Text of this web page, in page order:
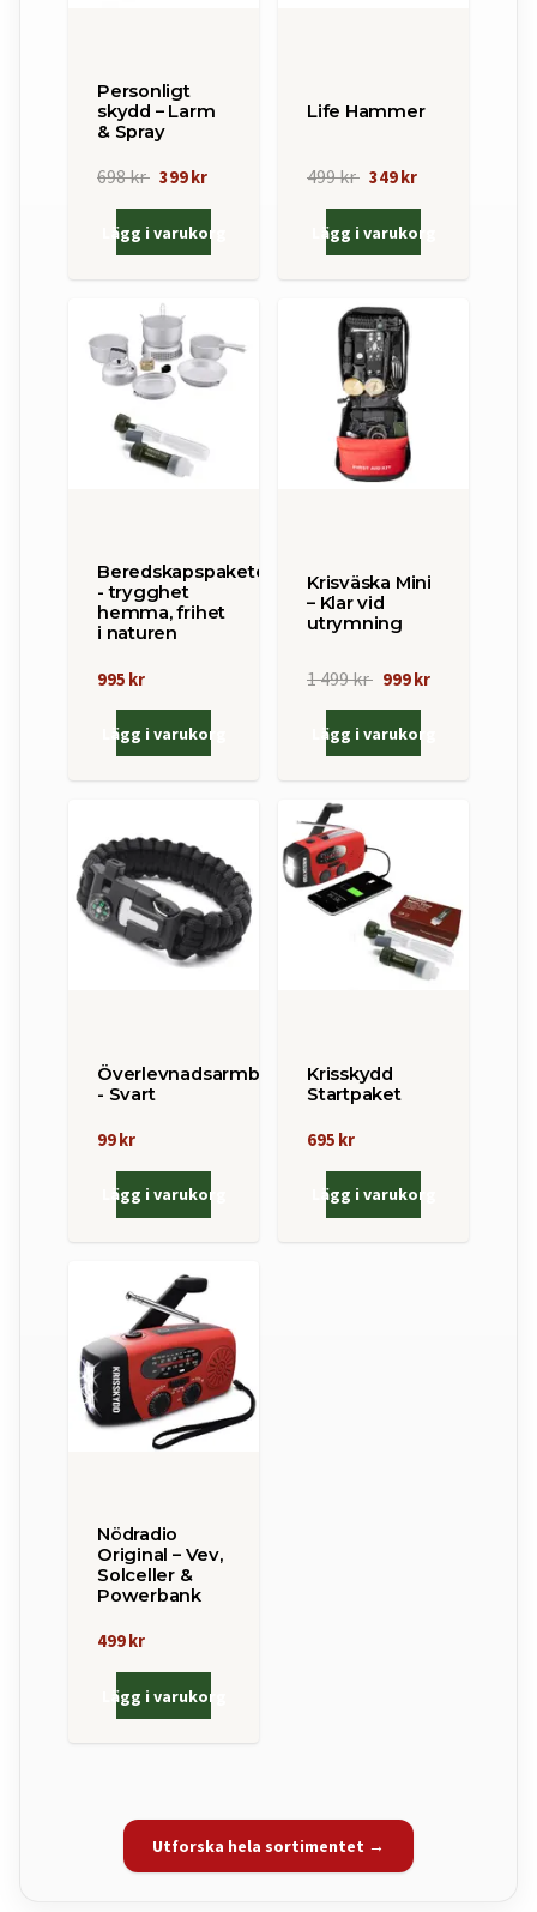
Personligt
skydd – Larm
& Spray
698 kr 399 kr
Lägg i varukorg
Life Hammer
499 kr 349 kr
Lägg i varukorg
Beredskapspaketet
- trygghet
hemma, frihet
i naturen
995 kr
Lägg i varukorg
Krisväska Mini
– Klar vid
utrymning
1 499 kr 999 kr
Lägg i varukorg
Överlevnadsarmband
- Svart
99 kr
Lägg i varukorg
Krisskydd
Startpaket
695 kr
Lägg i varukorg
Nödradio
Original – Vev,
Solceller &
Powerbank
499 kr
Lägg i varukorg
Utforska hela sortimentet →